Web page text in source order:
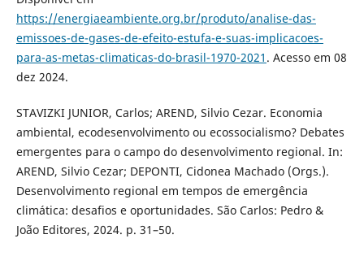
https://energiaeambiente.org.br/produto/analise-das-
emissoes-de-gases-de-efeito-estufa-e-suas-implicacoes-
para-as-metas-climaticas-do-brasil-1970-2021 . Acesso em 08
dez 2024.
STAVIZKI JUNIOR, Carlos; AREND, Silvio Cezar. Economia
ambiental, ecodesenvolvimento ou ecossocialismo? Debates
emergentes para o campo do desenvolvimento regional. In:
AREND, Silvio Cezar; DEPONTI, Cidonea Machado (Orgs.).
Desenvolvimento regional em tempos de emergência
climática: desafios e oportunidades. São Carlos: Pedro &
João Editores, 2024. p. 31–50.